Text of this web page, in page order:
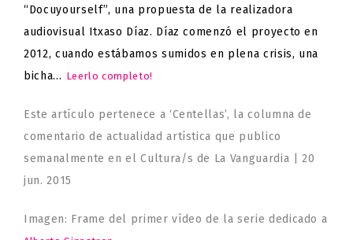
“Docuyourself”, una propuesta de la realizadora
audiovisual Itxaso Díaz. Díaz comenzó el proyecto en
2012, cuando estábamos sumidos en plena crisis, una
bicha… Leerlo completo!
Este artículo pertenece a ‘Centellas’, la columna de
comentario de actualidad artística que publico
semanalmente en el Cultura/s de La Vanguardia | 20
jun. 2015
Imagen: Frame del primer vídeo de la serie dedicado a